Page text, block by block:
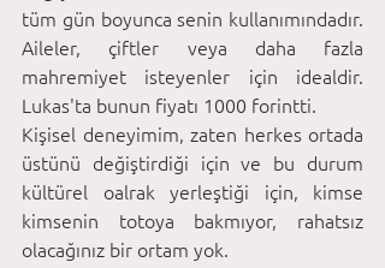
tüm gün boyunca senin kullanımındadır.
Aileler, çiftler veya daha fazla
mahremiyet isteyenler için idealdir.
Lukas'ta bunun fiyatı 1000 forintti.
Kişisel deneyimim, zaten herkes ortada
üstünü değiştirdiği için ve bu durum
kültürel oalrak yerleştiği için, kimse
kimsenin totoya bakmıyor, rahatsız
olacağınız bir ortam yok.